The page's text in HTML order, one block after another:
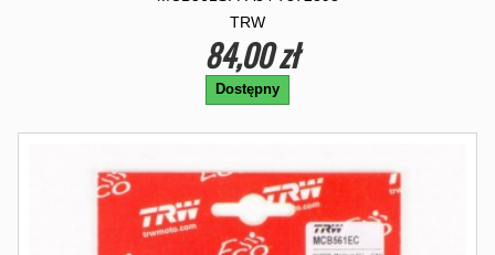
TRW
84,00 zł
Dostępny